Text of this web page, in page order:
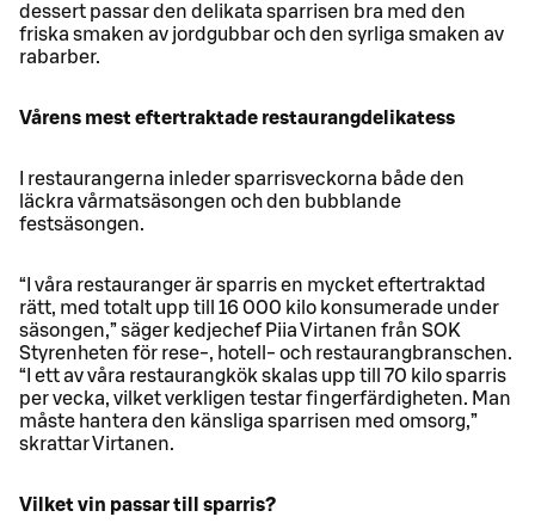
dessert passar den delikata sparrisen bra med den
friska smaken av jordgubbar och den syrliga smaken av
rabarber.
Vårens mest eftertraktade restaurangdelikatess
I restaurangerna inleder sparrisveckorna både den
läckra vårmatsäsongen och den bubblande
festsäsongen.
“I våra restauranger är sparris en mycket eftertraktad
rätt, med totalt upp till 16 000 kilo konsumerade under
säsongen,” säger kedjechef Piia Virtanen från SOK
Styrenheten för rese-, hotell- och restaurangbranschen.
“I ett av våra restaurangkök skalas upp till 70 kilo sparris
per vecka, vilket verkligen testar fingerfärdigheten. Man
måste hantera den känsliga sparrisen med omsorg,”
skrattar Virtanen.
Vilket vin passar till sparris?